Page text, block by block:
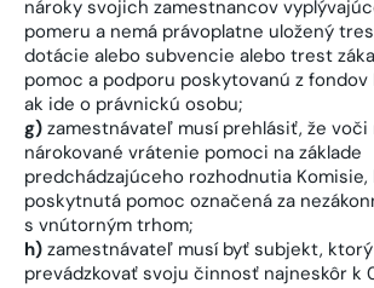
nároky svojich zamestnancov
pomeru a nemá právoplatne uložený
dotácie alebo subvencie alebo trest
pomoc a podporu poskytovanú z fondov
ak ide o právnickú osobu;
g) zamestnávateľ musí prehlásiť, že voči
nárokované vrátenie pomoci na základe
predchádzajúceho rozhodnutia
poskytnutá pomoc označená za
s vnútorným trhom;
h) zamestnávateľ musí byť subjekt, ktorý
prevádzkovať svoju činnosť najneskôr k